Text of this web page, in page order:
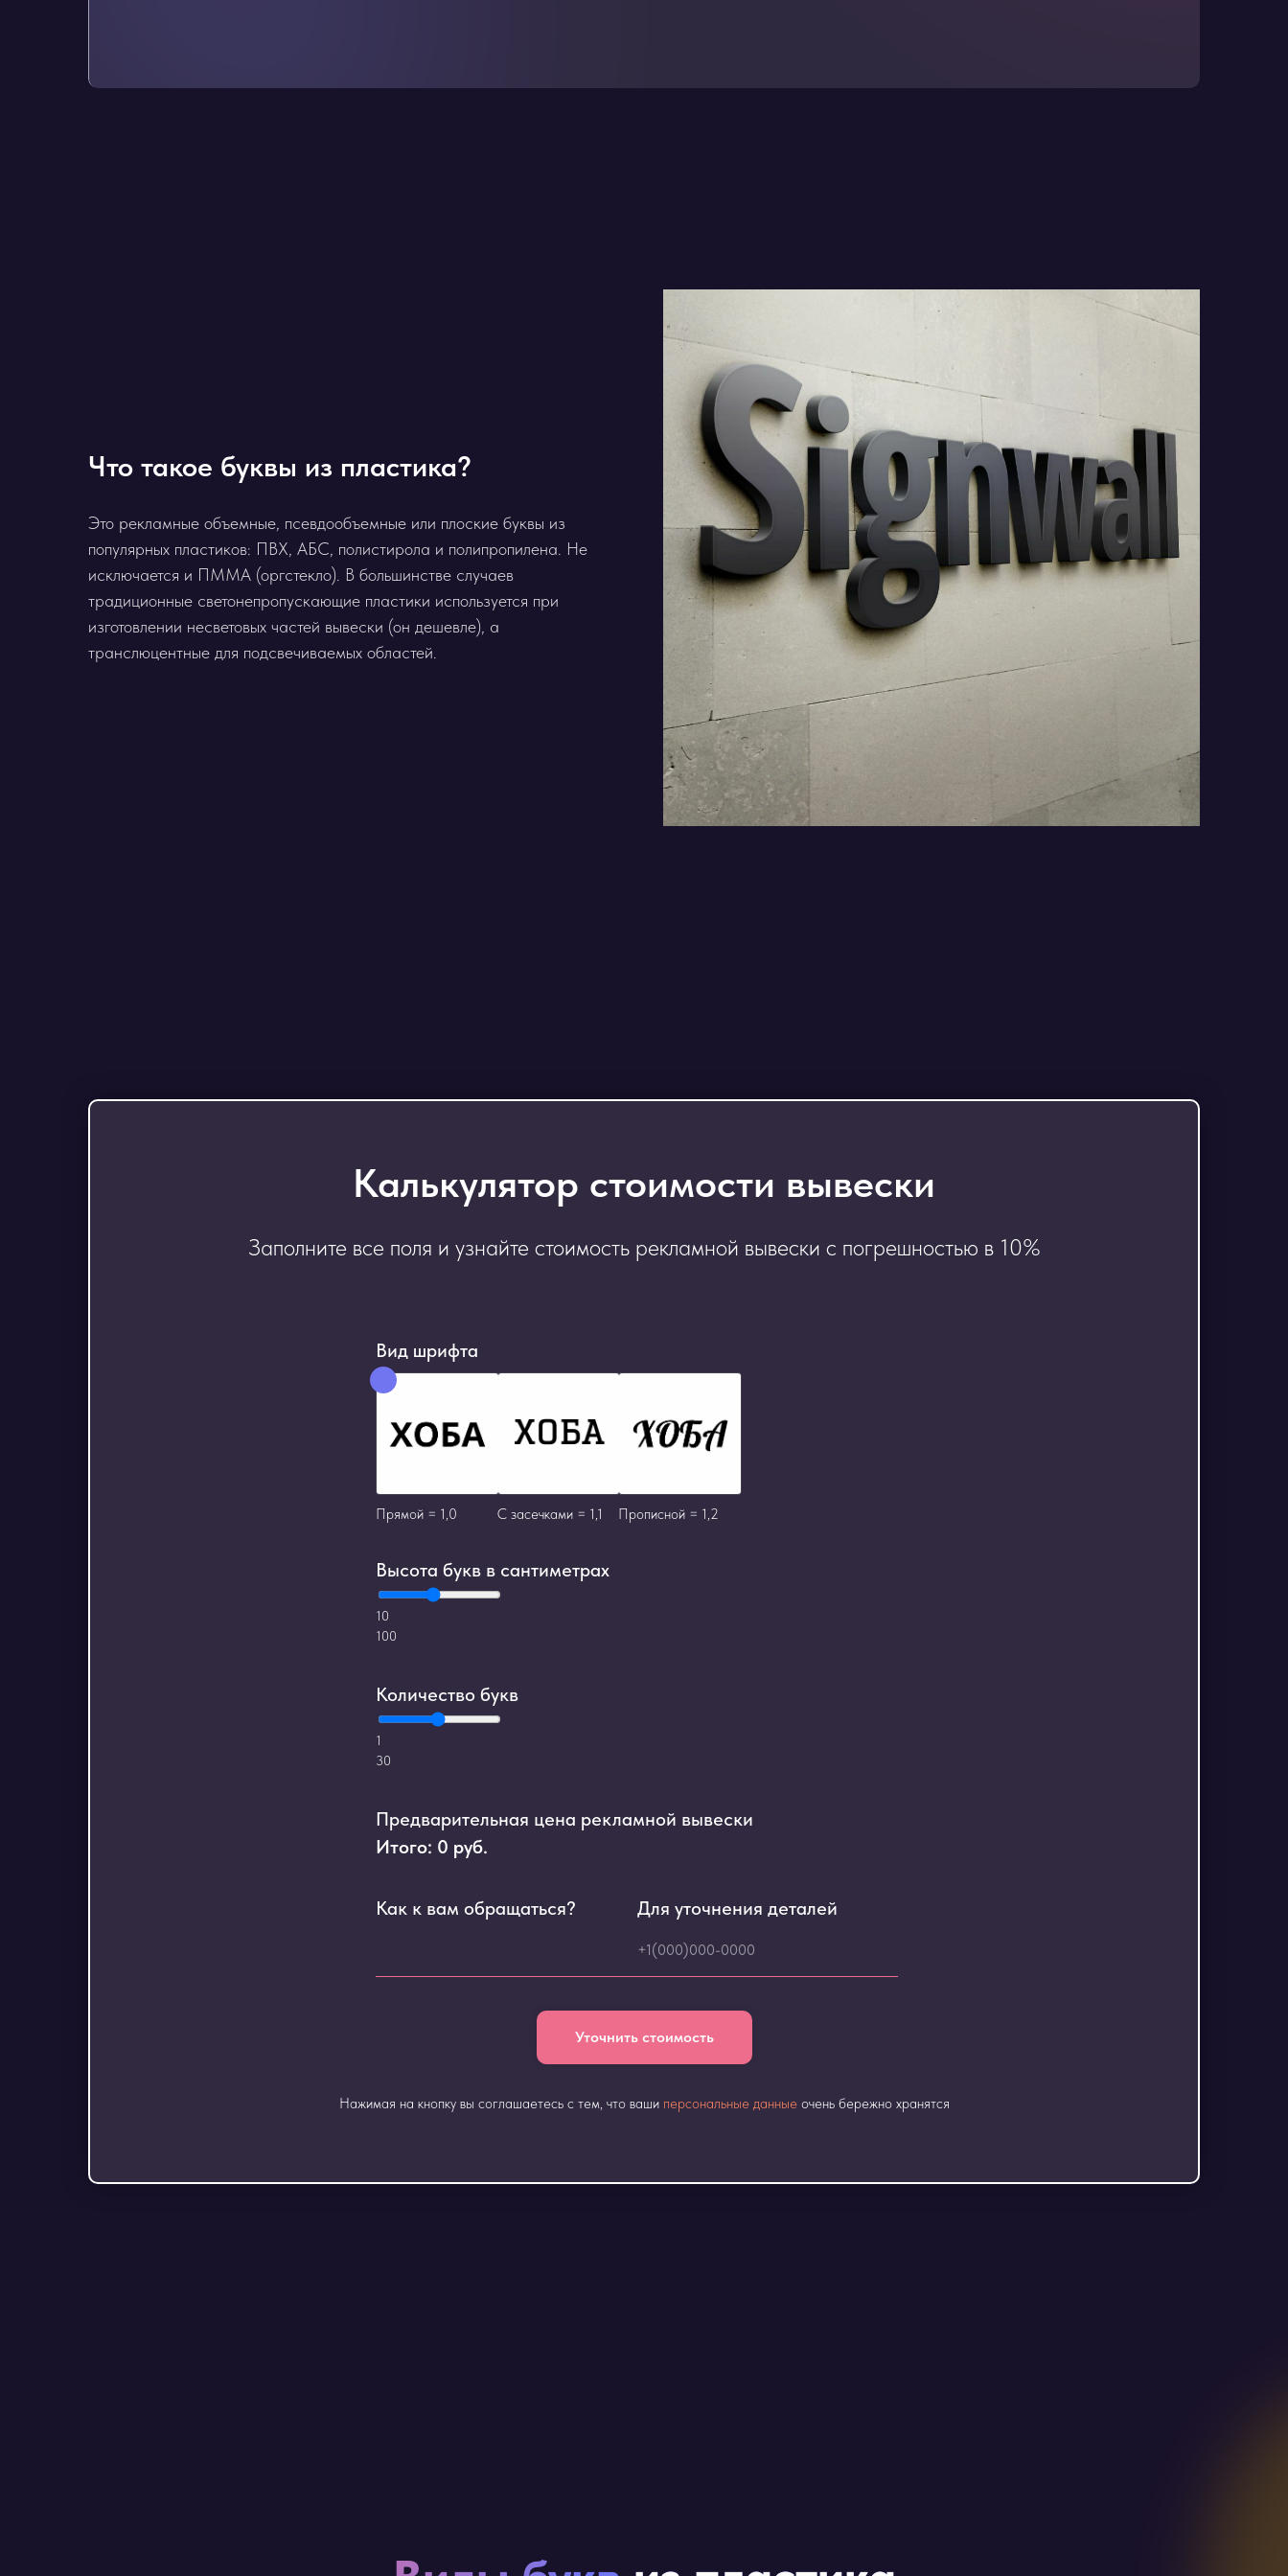
Что такое буквы из пластика?
Это рекламные объемные, псевдообъемные или плоские буквы из
популярных пластиков: ПВХ, АБС, полистирола и полипропилена. Не
исключается и ПММА (оргстекло). В большинстве случаев
традиционные светонепропускающие пластики используется при
изготовлении несветовых частей вывески (он дешевле), а
транслюцентные для подсвечиваемых областей.
Калькулятор стоимости вывески
Заполните все поля и узнайте стоимость рекламной вывески с погрешностью в 10%
Вид шрифта
Прямой = 1,0 С засечками = 1,1 Прописной = 1,2
Высота букв в сантиметрах
10
100
Количество букв
1
30
Предварительная цена рекламной вывески
Итого: 0 руб.
Как к вам обращаться? Для уточнения деталей
Уточнить стоимость
Нажимая на кнопку вы соглашаетесь с тем, что ваши персональные данные очень бережно хранятся